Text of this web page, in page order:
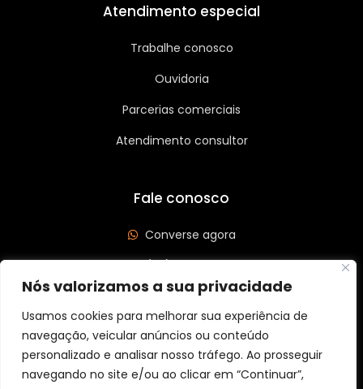
Nós valorizamos a sua privacidade
Usamos cookies para melhorar sua experiência de
navegação, veicular anúncios ou conteúdo
personalizado e analisar nosso tráfego. Ao prosseguir
navegando no site e/ou ao clicar em “Continuar”,
Atendimento especial
Trabalhe conosco
Ouvidoria
Parcerias comerciais
Atendimento consultor
Fale conosco
Converse agora
(62) 3626-3208
Av. Leste Oeste, Qd 562 Lt 03, St São José, Goiânia/GO
CEP: 74440-185